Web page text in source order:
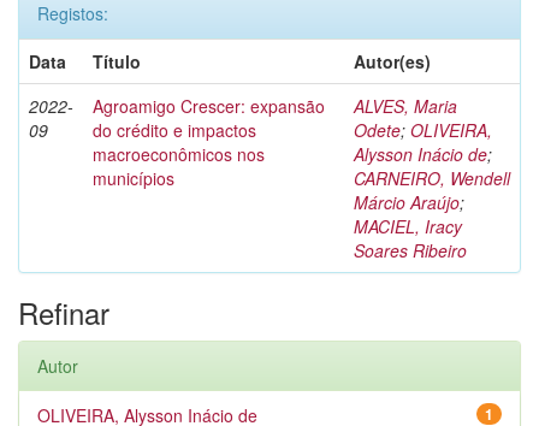
Registos:
Data
Título
Autor(es)
2022-
09
Agroamigo Crescer: expansão
do crédito e impactos
macroeconômicos nos
municípios
ALVES, Maria
Odete; OLIVEIRA,
Alysson Inácio de;
CARNEIRO, Wendell
Márcio Araújo;
MACIEL, Iracy
Soares Ribeiro
Refinar
Autor
1
OLIVEIRA, Alysson Inácio de